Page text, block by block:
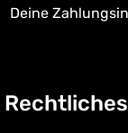
Deine
Rechtliches